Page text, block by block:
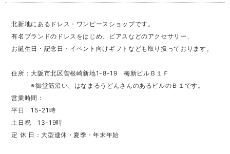
北新地にあるドレス・ワンピースショップです。
有名ブランドのドレスをはじめ、ピアスなどのアクセサリー、
お誕生日・記念日・イベント向けギフトなども取り扱っております。
住所：大阪市北区曽根崎新地1-8-19 梅新ビルＢ１Ｆ
※御堂筋沿い、はなまるうどんさんのあるビルのＢ１です。
営業時間：
平日 15-21時
土日祝 13-19時
定 休 日：大型連休・夏季・年末年始